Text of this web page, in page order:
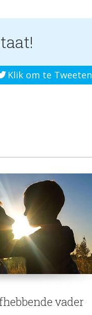
Klik om te Tweeten
vader